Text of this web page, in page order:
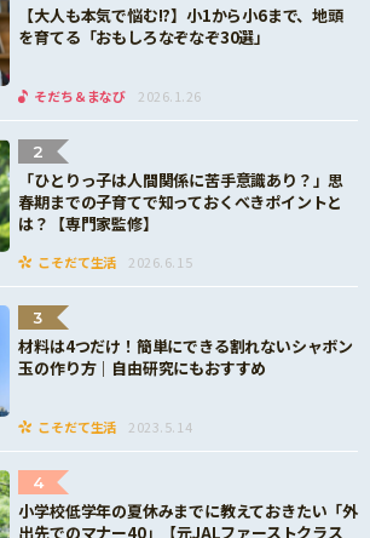
【大人も本気で悩む!?】小1から小6まで、地頭
を育てる「おもしろなぞなぞ30選」
そだち＆まなび 2026.1.26
2
「ひとりっ子は人間関係に苦手意識あり？」思
春期までの子育てで知っておくべきポイントと
は？【専門家監修】
こそだて生活 2026.6.15
3
材料は4つだけ！簡単にできる割れないシャボン
玉の作り方｜自由研究にもおすすめ
こそだて生活 2023.5.14
4
小学校低学年の夏休みまでに教えておきたい「外
出先でのマナー40」【元JALファーストクラス